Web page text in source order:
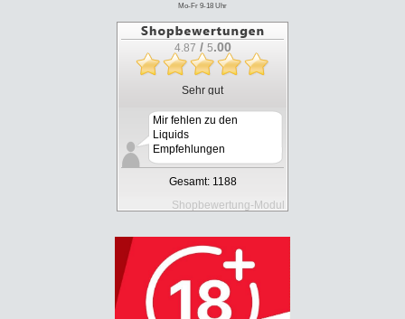
Mo-Fr 9-18 Uhr
4.87 / 5.00
Sehr gut
Mir fehlen zu den
Liquids
Empfehlungen
vom shop oder...
Gesamt: 1188
Shopbewertung-Modul